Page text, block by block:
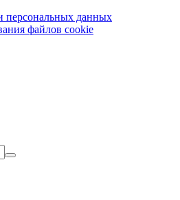
персональных данных
файлов cookie